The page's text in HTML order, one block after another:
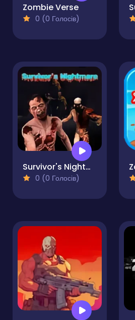
Zombie Verse
0 (0 Голосів)
Survivor's Nightmare
0 (0 Голосів)